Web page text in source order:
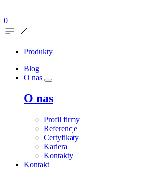
0
Produkty
Blog
O nas
O nas
Profil firmy
Referencje
Certyfikaty
Kariera
Kontakty
Kontakt